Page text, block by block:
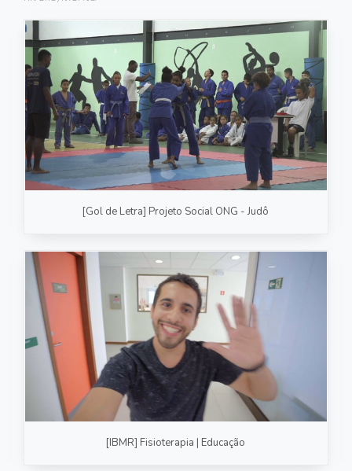
FOTOGRAFIA
PRODUTO/SERVIÇO
GASTRONOMIA
CORPORATIVO
ESTÚDIO
FOTO/VÍDEO
RECEITA / AULA
PRODUTO/SERVIÇO
INSTITUCIONAL
[Gol de Letra] Projeto Social ONG - Judô
[IBMR] Fisioterapia | Educação